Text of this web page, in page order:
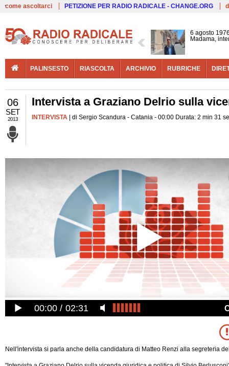
come ascoltarci PETIZIONE PER RADIO RADICALE - CHANGE.ORG
6 agosto
Madama,
PALINSESTO RIASCOLTA ARCHIVIO RUBRICHE
06
SET
2013
Intervista a Graziano Delrio sulla
INTERVISTA | di Sergio Scandura - Catania - 00:00 Durata: 2 min 31
00:00 02:31
Nell'intervista si parla anche della candidatura di Matteo Renzi alla segreteria